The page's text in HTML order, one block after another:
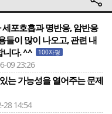
포호흡과 명반응, 암반응
들이 많이 나오고, 관련 내
니다. ^^
100자평
09 23:26
는 가능성을 열어주는 문제
14:54